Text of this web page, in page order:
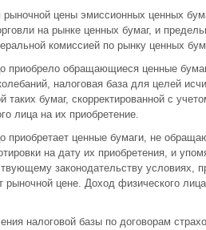
рыночной цены эмиссионных ценных
на рынке ценных бумаг, и
комиссией по рынку ценных
приобрело обращающиеся ценные
налоговая база для целей
таких бумаг, скорректированной с
лица на их приобретение.
приобретает ценные бумаги, не
на дату их приобретения, и
законодательству условиях,
рыночной цене. Доход физического
налоговой базы по договорам